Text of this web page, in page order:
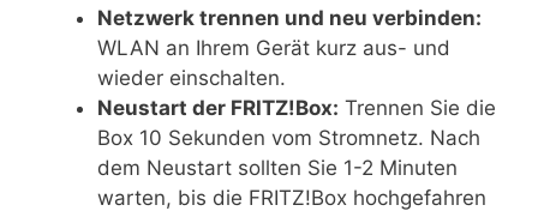
Netzwerk trennen und neu verbinden:
WLAN an Ihrem Gerät kurz aus- und
wieder einschalten.
Neustart der FRITZ!Box: Trennen Sie die
Box 10 Sekunden vom Stromnetz. Nach
dem Neustart sollten Sie 1-2 Minuten
warten, bis die FRITZ!Box hochgefahren